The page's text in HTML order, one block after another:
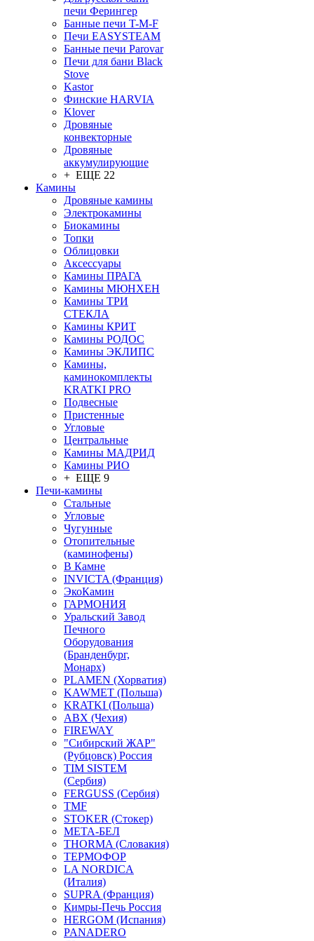
печи Ферингер
Банные печи T-M-F
Печи EASYSTEAM
Банные печи Parovar
Печи для бани Black
Stove
Kastor
Финские HARVIA
Klover
Дровяные
конвекторные
Дровяные
аккумулирующие
+ ЕЩЕ 22
Камины
Дровяные камины
Электрокамины
Биокамины
Топки
Облицовки
Аксессуары
Камины ПРАГА
Камины МЮНХЕН
Камины ТРИ
СТЕКЛА
Камины КРИТ
Камины РОДОС
Камины ЭКЛИПС
Камины,
каминокомплекты
KRATKI PRO
Подвесные
Пристенные
Угловые
Центральные
Камины МАДРИД
Камины РИО
+ ЕЩЕ 9
Печи-камины
Стальные
Угловые
Чугунные
Отопительные
(каминофены)
В Камне
INVICTA (Франция)
ЭкоКамин
ГАРМОНИЯ
Уральский Завод
Печного
Оборудования
(Бранденбург,
Монарх)
PLAMEN (Хорватия)
KAWMET (Польша)
KRATKI (Польша)
ABX (Чехия)
FIREWAY
"Сибирский ЖАР"
(Рубцовск) Россия
TIM SISTEM
(Сербия)
FERGUSS (Сербия)
TMF
STOKER (Стокер)
МЕТА-БЕЛ
THORMA (Словакия)
ТЕРМОФОР
LA NORDICA
(Италия)
SUPRA (Франция)
Кимры-Печь Россия
HERGOM (Испания)
PANADERO